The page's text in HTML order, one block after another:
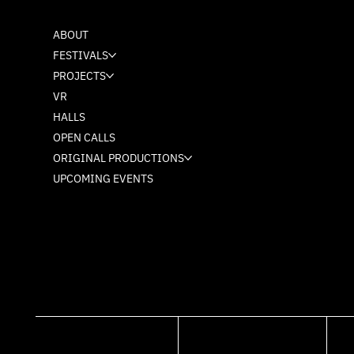
ABOUT
FESTIVALS
PROJECTS
VR
HALLS
OPEN CALLS
ORIGINAL PRODUCTIONS
UPCOMING EVENTS